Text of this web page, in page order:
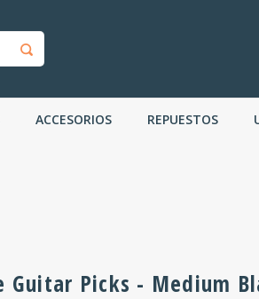
ACCESORIOS REPUESTOS
Guitar Picks - Medium